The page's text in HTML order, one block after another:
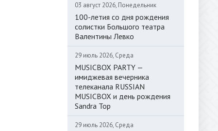
03 август 2026, Понедельник
100-летия со дня рождения
солистки Большого театра
Валентины Левко
29 июль 2026, Среда
MUSICBOX PARTY —
имиджевая вечерника
телеканала RUSSIAN
MUSICBOX и день рождения
Sandra Top
29 июль 2026, Среда